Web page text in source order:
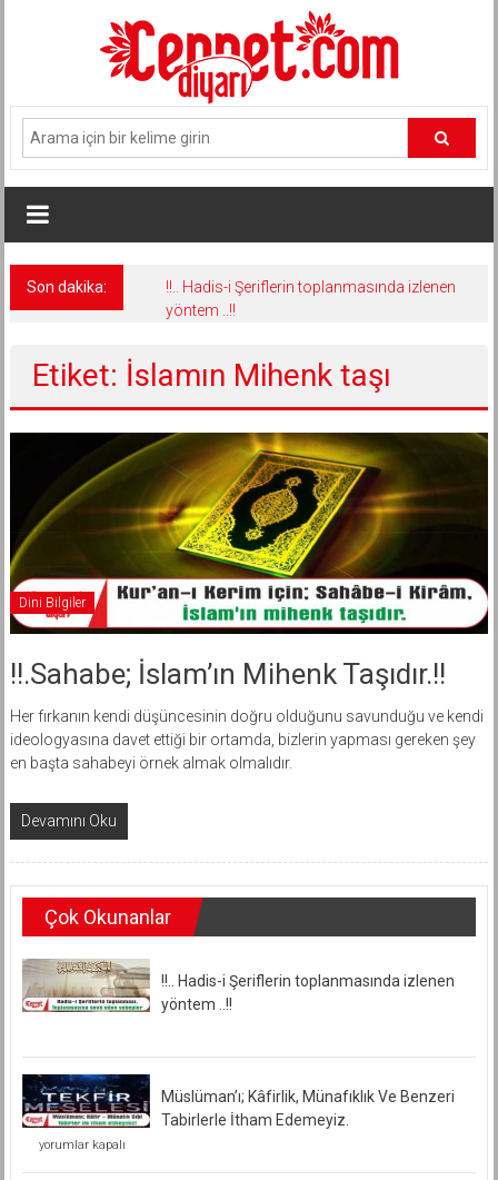
Son dakika:
!!.. Hadis-i Şeriflerin toplanmasında izlenen
yöntem ..!!
Etiket: İslamın Mihenk taşı
Dini Bilgiler
!!.Sahabe; İslam’ın Mihenk Taşıdır.!!
Her fırkanın kendi düşüncesinin doğru olduğunu savunduğu ve kendi
ideologyasına davet ettiği bir ortamda, bizlerin yapması gereken şey
en başta sahabeyi örnek almak olmalıdır.
Devamını Oku
Çok Okunanlar
!!.. Hadis-i Şeriflerin toplanmasında izlenen
yöntem ..!!
Müslüman’ı; Kâfirlik, Münafıklık Ve Benzeri
Tabirlerle İtham Edemeyiz.
Müslüman’ı;
Münafıklık
yorumlar kapalı